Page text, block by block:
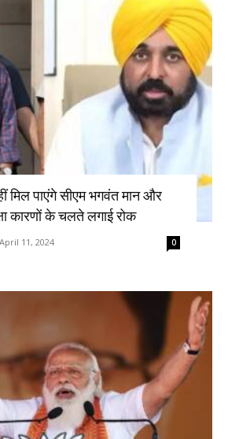
मिल पाएंगे सीएम भगवंत मान और
कारणों के चलते लगाई रोक
April 11, 2024 0